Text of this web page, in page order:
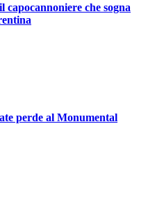
che sogna
perde al Monumental